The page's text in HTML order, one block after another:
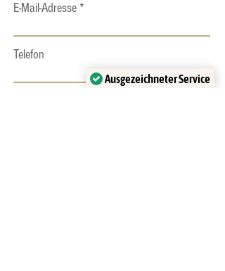
E-Mail-Adresse
Telefon
Ausgezeichneter Service